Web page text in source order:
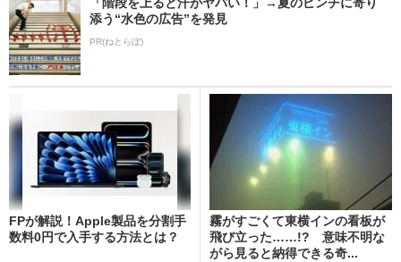
添う“水色の広告”を発見
PR(ねとらぼ)
FPが解説！Apple製品を分割手
数料0円で入手する方法とは？
霧がすごくて東横インの看板が
飛び立った……!? 意味不明な
がら見ると納得できる奇...